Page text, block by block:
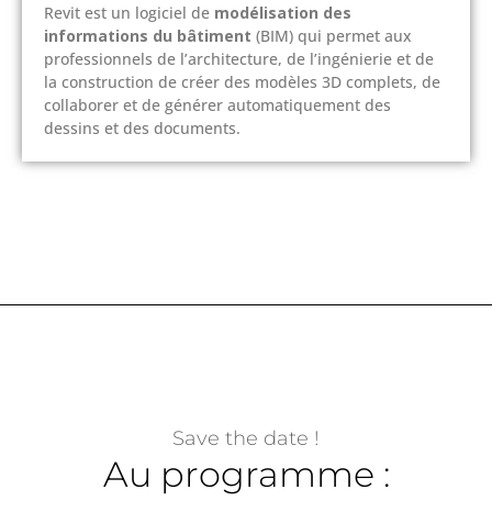
Revit est un logiciel de modélisation des
informations du bâtiment (BIM) qui permet aux
professionnels de l’architecture, de l’ingénierie et de
la construction de créer des modèles 3D complets, de
collaborer et de générer automatiquement des
dessins et des documents.
Save the date !
Au programme :